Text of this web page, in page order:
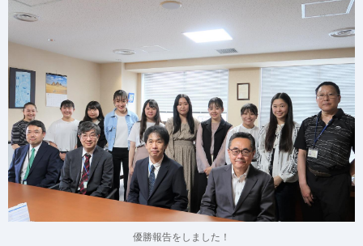
優勝報告をしました！